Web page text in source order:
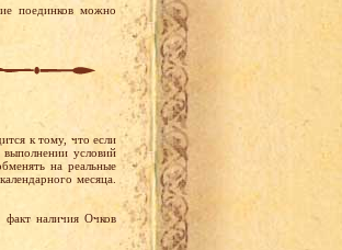
поединков можно
к тому, что если
условий
на реальные
месяца.
наличия Очков